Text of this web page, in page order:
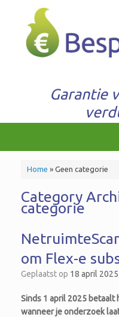
Garantie
Home » Geen categorie
Category
categorie
om Flex-e
Geplaatst op 18 april 2025
Sinds 1 april 2025 betaalt
wanneer je onderzoek